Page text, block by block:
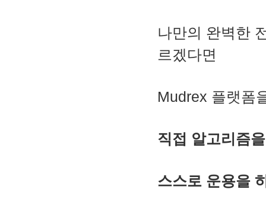
나만의 완벽한
르겠다면
Mudrex 플랫폼
직접 알고리즘
스스로 운용을